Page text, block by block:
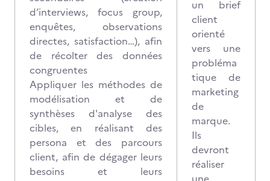
d’interviews, focus group,
enquêtes, observations
directes, satisfaction…), afin
de récolter des données
congruentes
Appliquer les méthodes de
modélisation et de
synthèses d'analyse des
cibles, en réalisant des
persona et des parcours
client, afin de dégager leurs
besoins et leurs
un brief
client
orienté
vers une
probléma
tique de
marketing
de
marque.
Ils
devront
réaliser